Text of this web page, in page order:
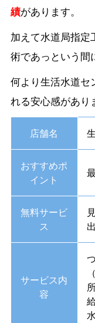
績があります。
加えて水道局指定
術であっという間
何より生活水道セ
れる安心感があり
店舗名
おすすめポ
イント
無料サービ
ス
サービス内
容